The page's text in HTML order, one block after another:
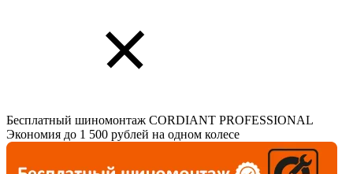
Бесплатный шиномонтаж CORDIANT PROFESSIONAL
Экономия до 1 500 рублей на одном колесе